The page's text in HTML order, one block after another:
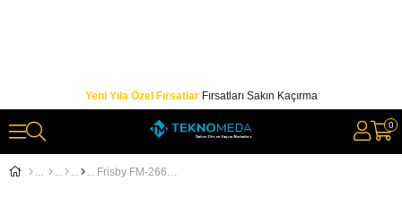
Yeni Yıla Özel FırsatlarFırsatları Sakın Kaçırma
0
Frisby FM-266WM 1000dpı Kablosuz Mouse